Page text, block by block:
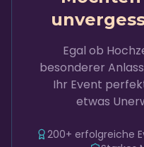
Egal ob
besonderer
Ihr Event
etwas
200+ erfolgreiche